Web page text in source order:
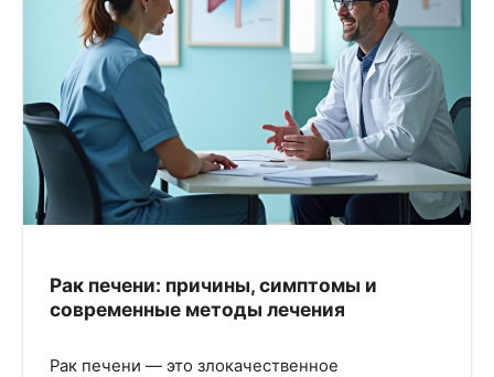
Рак печени: причины, симптомы и
современные методы лечения
Рак печени — это злокачественное